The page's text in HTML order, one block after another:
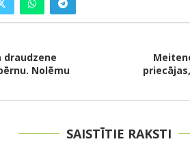
draudzene
Nolēmu
SAISTĪTIE RAKSTI